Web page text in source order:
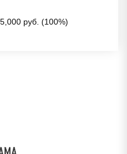
руб. (100%)